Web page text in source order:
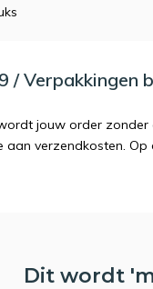
/ Verpakkingen
jouw order zonder
verzendkosten.
Dit wordt